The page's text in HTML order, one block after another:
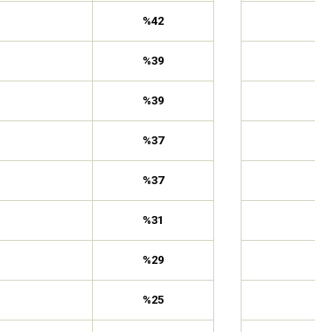
%42
%39
%39
%37
%37
%31
%29
%25